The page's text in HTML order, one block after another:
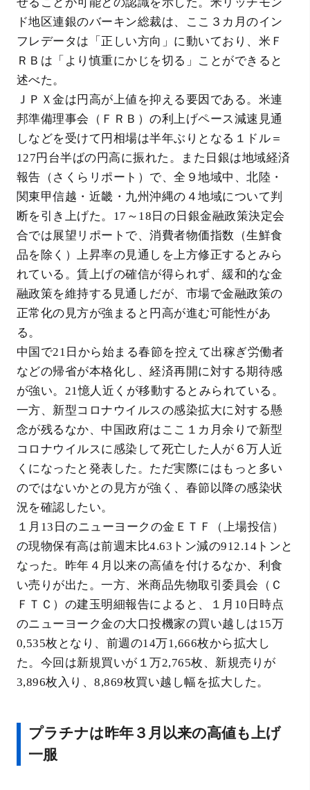
ド地区連銀のバーキン総裁は、ここ３カ月のイン
フレデータは「正しい方向」に動いており、米Ｆ
ＲＢは「より慎重にかじを切る」ことができると
述べた。
ＪＰＸ金は円高が上値を抑える要因である。米連
邦準備理事会（ＦＲＢ）の利上げペース減速見通
しなどを受けて円相場は半年ぶりとなる１ドル＝
127円台半ばの円高に振れた。また日銀は地域経済
報告（さくらリポート）で、全９地域中、北陸・
関東甲信越・近畿・九州沖縄の４地域について判
断を引き上げた。17～18日の日銀金融政策決定会
合では展望リポートで、消費者物価指数（生鮮食
品を除く）上昇率の見通しを上方修正するとみら
れている。賃上げの確信が得られず、緩和的な金
融政策を維持する見通しだが、市場で金融政策の
正常化の見方が強まると円高が進む可能性があ
る。
中国で21日から始まる春節を控えて出稼ぎ労働者
などの帰省が本格化し、経済再開に対する期待感
が強い。21憶人近くが移動するとみられている。
一方、新型コロナウイルスの感染拡大に対する懸
念が残るなか、中国政府はここ１カ月余りで新型
コロナウイルスに感染して死亡した人が６万人近
くになったと発表した。ただ実際にはもっと多い
のではないかとの見方が強く、春節以降の感染状
況を確認したい。
１月13日のニューヨークの金ＥＴＦ（上場投信）
の現物保有高は前週末比4.63トン減の912.14トンと
なった。昨年４月以来の高値を付けるなか、利食
い売りが出た。一方、米商品先物取引委員会（Ｃ
ＦＴＣ）の建玉明細報告によると、１月10日時点
のニューヨーク金の大口投機家の買い越しは15万
0,535枚となり、前週の14万1,666枚から拡大し
た。今回は新規買いが１万2,765枚、新規売りが
3,896枚入り、8,869枚買い越し幅を拡大した。
プラチナは昨年３月以来の高値も上げ
一服